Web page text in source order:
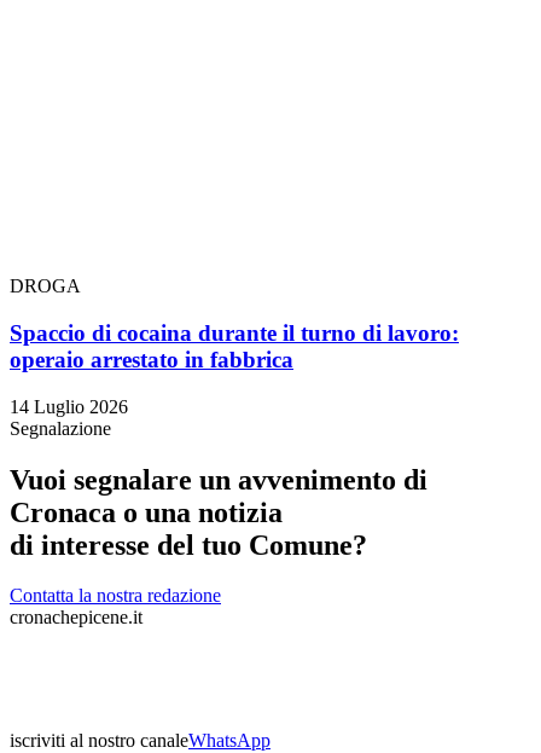
DROGA
Spaccio di cocaina durante il turno di lavoro:
operaio arrestato in fabbrica
14 Luglio 2026
Segnalazione
Vuoi segnalare un avvenimento di
Cronaca o una notizia
di interesse del tuo Comune?
Contatta la nostra redazione
cronachepicene.it
iscriviti al nostro canaleWhatsApp